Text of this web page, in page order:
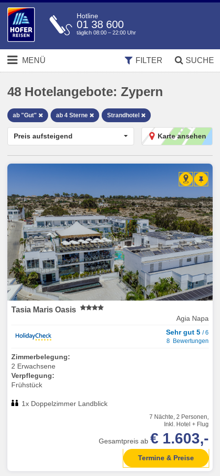
Hotline
01 38 600
täglich 08:00 – 22:00 Uhr
MENÜ SUCHE
FILTER
48 Hotelangebote: Zypern
ab "Gut" ab 4 Sterne Strandhotel
Karte ansehen
Preis aufsteigend
Tasia Maris Oasis
Agia Napa
Sehr gut 5 / 6
8 Bewertungen
Zimmerbelegung:
2 Erwachsene
Verpflegung:
Frühstück
1x Doppelzimmer Landblick
7 Nächte, 2 Personen,
Inkl. Hotel + Flug
Gesamtpreis ab € 1.603,-
Termine & Preise